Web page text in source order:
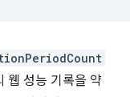
성능 기록을 약